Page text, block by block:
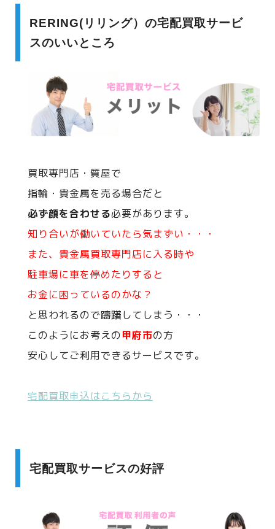
RERING(リリング）の宅配買取サービ
スのいいところ
買取専門店・質屋で
指輪・貴金属を売る場合だと
必ず顔を合わせる必要があります。
知り合いが働いていたら気まずい・・・
また、貴金属買取専門店に入る時や
駐車場に車を停めたりすると
お金に困っているのかな？
と思われるので躊躇してしまう・・・
このようにお考えの甲府市の方
安心してご利用できるサービスです。
宅配買取申込はこちらから
宅配買取サービスの好評